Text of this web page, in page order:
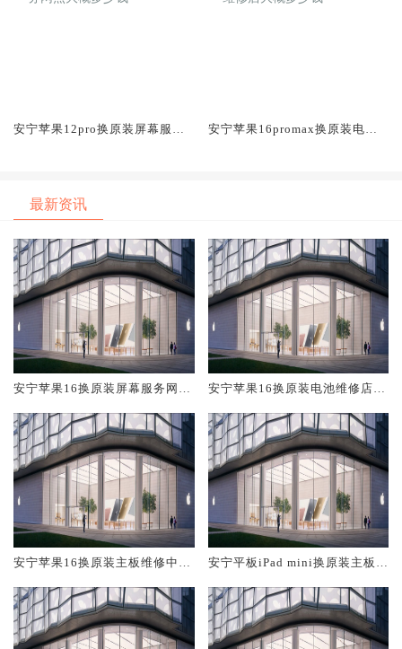
安宁苹果12pro换原装屏幕服务
安宁苹果16promax换原装电池
最新资讯
安宁苹果16换原装屏幕服务网点
安宁苹果16换原装电池维修店大
安宁苹果16换原装主板维修中心
安宁平板iPad mini换原装主板维